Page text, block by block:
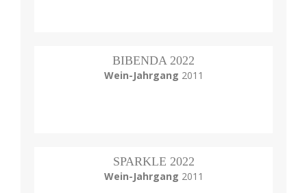
BIBENDA 2022
Wein-Jahrgang 2011
SPARKLE 2022
Wein-Jahrgang 2011